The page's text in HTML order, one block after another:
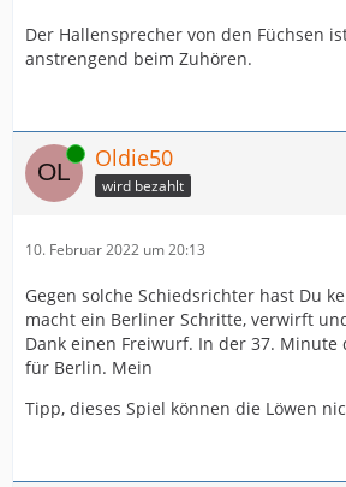
Der Hallensprecher von den Füchsen
anstrengend beim Zuhören.
Online Oldie50
wird bezahlt
10. Februar 2022 um 20:13
Gegen solche Schiedsrichter hast Du
macht ein Berliner Schritte, verwirft
Dank einen Freiwurf. In der 37. Minute
für Berlin. Mein
Tipp, dieses Spiel können die Löwen